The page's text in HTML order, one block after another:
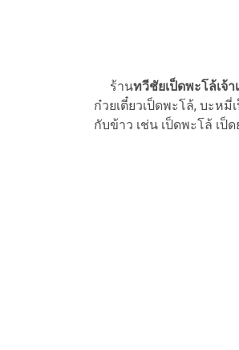
ร้านทวีชัยเป็ดพะโล้เจ้
ก๋วยเตี๋ยวเป็ดพะโล้, บะห
กับข้าว เช่น เป็ดพะโล้ เป็